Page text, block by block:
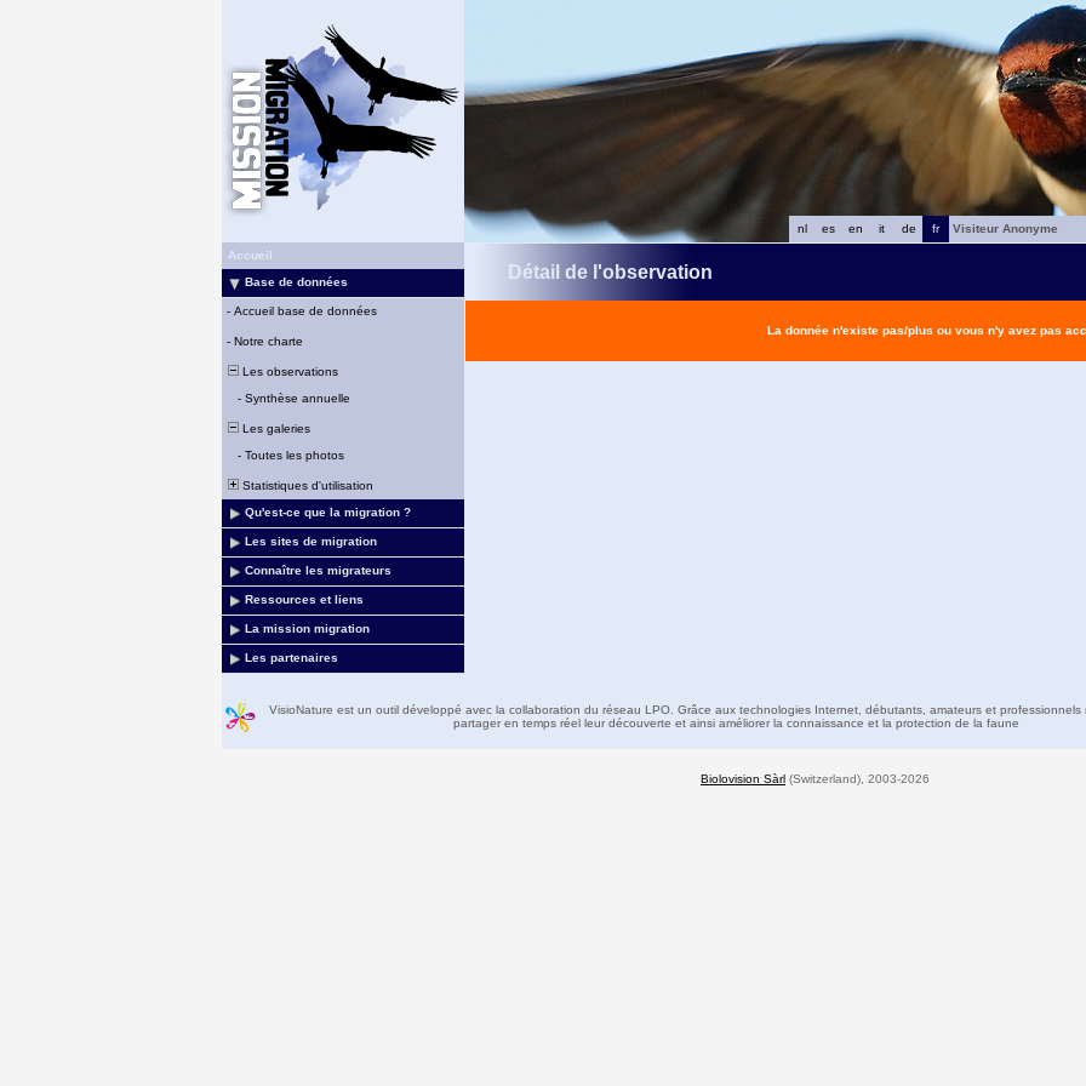
fr
de
it
en
es
nl
Visiteur Anonyme
Accueil
Base de données
- Accueil base de données
- Notre charte
Les observations
- Synthèse annuelle
Les galeries
- Toutes les photos
Statistiques d'utilisation
Qu'est-ce que la migration ?
Les sites de migration
Connaître les migrateurs
Ressources et liens
La mission migration
Les partenaires
Détail de l'observation
La donnée n'existe pas/plus ou vous n'y avez pas
VisioNature est un outil développé avec la collaboration du réseau LPO. Grâce aux technologies Internet, débutants, amateurs et professionnels
partager en temps réel leur découverte et ainsi améliorer la connaissance et la protection de la faune
Biolovision Sàrl (Switzerland), 2003-2026